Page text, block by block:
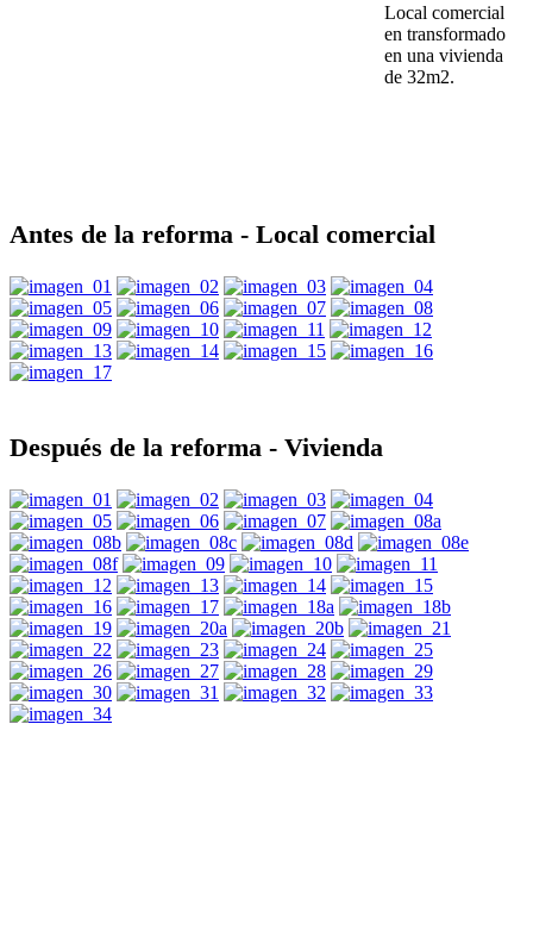
Local comercial
en transformado
en una vivienda
de 32m2.
Antes de la reforma - Local comercial
Después de la reforma - Vivienda